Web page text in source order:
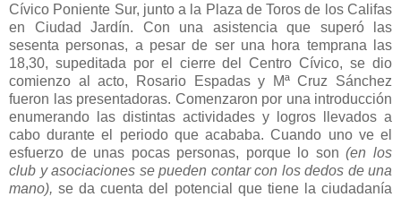
Cívico Poniente Sur, junto a la Plaza de Toros de los Califas
en Ciudad Jardín. Con una asistencia que superó las
sesenta personas, a pesar de ser una hora temprana las
18,30, supeditada por el cierre del Centro Cívico, se dio
comienzo al acto, Rosario Espadas y Mª Cruz Sánchez
fueron las presentadoras. Comenzaron por una introducción
enumerando las distintas actividades y logros llevados a
cabo durante el periodo que acababa. Cuando uno ve el
esfuerzo de unas pocas personas, porque lo son(en los
club y asociaciones se pueden contar con los dedos de una
mano), se da cuenta del potencial que tiene la ciudadanía